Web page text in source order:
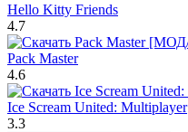
Hello Kitty Friends
4.7
Pack Master
4.6
Ice Scream United: Multiplayer
3.3